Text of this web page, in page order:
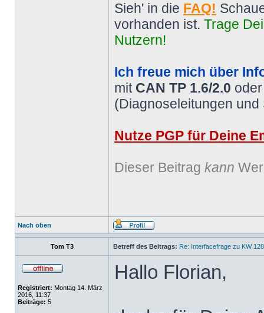
Sieh' in die FAQ!
vorhanden ist. Trage
Nutzern!
Ich freue mich über
mit CAN TP 1.6/2.0
(Diagnoseleitungen
Nutze PGP für Deine
Dieser Beitrag kann
Nach oben
Tom T3 Betreff des Beitrags: Re: Interfacefrage zu KW
Registriert: Montag 14. März
2016, 11:37
Beiträge: 5
Hallo Florian,